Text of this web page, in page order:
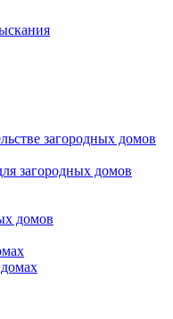
загородных домов
загородных домов
домов